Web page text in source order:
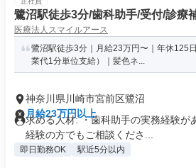
鷺沼駅徒歩3分/歯科助手/受付/診療
医療法人スマイルアース
鷺沼駅徒歩3分｜月給23万円〜｜年休125
業代1分単位支給）｜髪色ネ...
神奈川県川崎市宮前区鷺沼
月給23万円以上
求める人材: ・歯科助手の実務経験が
経験の方でもご相談くださ...
即日勤務OK 駅近5分以内